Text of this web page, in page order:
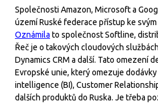
Společnosti Amazon, Microsoft a
území Ruské federace přístup ke
Oznámila to společnost Softline,
Řeč je o takových cloudových
Dynamics CRM a další. Tato omezení
Evropské unie, který omezuje
intelligence (BI), Customer
dalších produktů do Ruska. Je třeba